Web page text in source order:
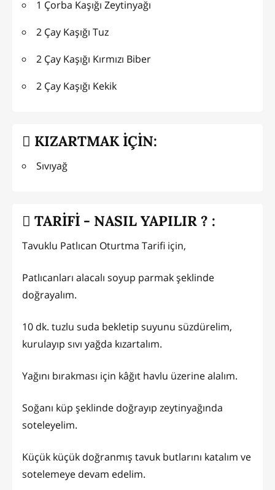
1 Çorba Kaşığı Zeytinyağı
2 Çay Kaşığı Tuz
2 Çay Kaşığı Kırmızı Biber
2 Çay Kaşığı Kekik
KIZARTMAK İÇİN:
Sıvıyağ
TARİFİ - NASIL YAPILIR ? :
Tavuklu Patlıcan Oturtma Tarifi için,
Patlıcanları alacalı soyup parmak şeklinde
doğrayalım.
10 dk. tuzlu suda bekletip suyunu süzdürelim,
kurulayıp sıvı yağda kızartalım.
Yağını bırakması için kâğıt havlu üzerine alalım.
Soğanı küp şeklinde doğrayıp zeytinyağında
soteleyelim.
Küçük küçük doğranmış tavuk butlarını katalım ve
sotelemeye devam edelim.